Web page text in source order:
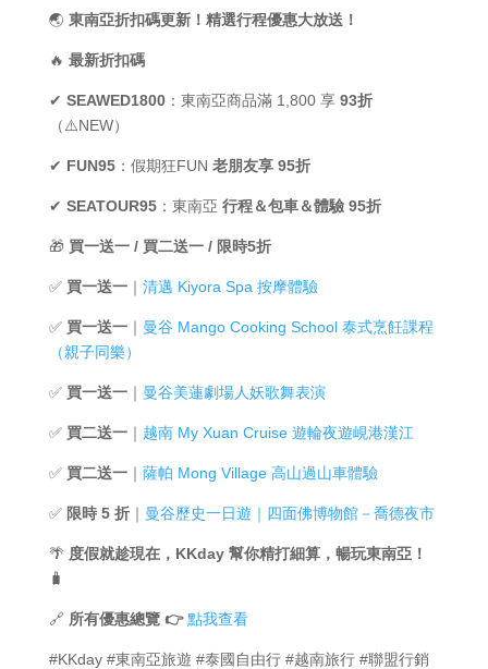
🌏 東南亞折扣碼更新！精選行程優惠大放送！
🔥 最新折扣碼
✔ SEAWED1800：東南亞商品滿 1,800 享 93折
（⚠️NEW）
✔ FUN95：假期狂FUN 老朋友享 95折
✔ SEATOUR95：東南亞 行程＆包車＆體驗 95折
🎁 買一送一 / 買二送一 / 限時5折
✅ 買一送一｜ 清邁 Kiyora Spa 按摩體驗
✅ 買一送一｜ 曼谷 Mango Cooking School 泰式烹飪課程
（親子同樂）
✅ 買一送一｜ 曼谷美蓮劇場人妖歌舞表演
✅ 買二送一｜ 越南 My Xuan Cruise 遊輪夜遊峴港漢江
✅ 買二送一｜ 薩帕 Mong Village 高山過山車體驗
✅ 限時 5 折｜ 曼谷歷史一日遊｜四面佛博物館－喬德夜市
🌴 度假就趁現在，KKday 幫你精打細算，暢玩東南亞！
🧳
🔗 所有優惠總覽 👉 點我查看
#KKday #東南亞旅遊 #泰國自由行 #越南旅行 #聯盟行銷